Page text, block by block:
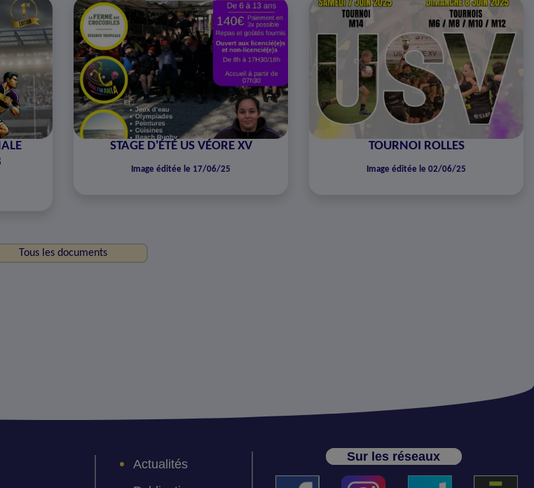
STAGE D'ÉTÉ US VÉORE XV
Image éditée le 17/06/25
TOURNOI ROLLES
Image éditée le 02/06/25
Tous les documents
Actualités
Sur les réseaux